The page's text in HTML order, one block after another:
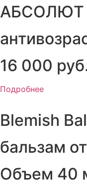
АБСОЛЮТ
16 000
Подробнее
Blemish
бальзам
Объем 40